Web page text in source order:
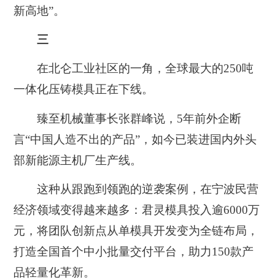
新高地”。
三‌
在北仑工业社区的一角，全球最大的250吨
一体化压铸模具正在下线。
臻至机械董事长张群峰说，5年前外企断
言“中国人造不出的产品”，如今已装进国内外头
部新能源主机厂生产线。
这种从跟跑到领跑的逆袭案例，在宁波民营
经济领域变得越来越多：君灵模具投入逾6000万
元，将团队创新点从单模具开发变为全链布局，
打造全国首个中小批量交付平台，助力150款产
品轻量化革新。